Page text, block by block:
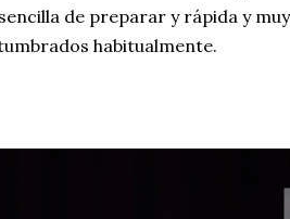
de preparar y rápida y
habitualmente.